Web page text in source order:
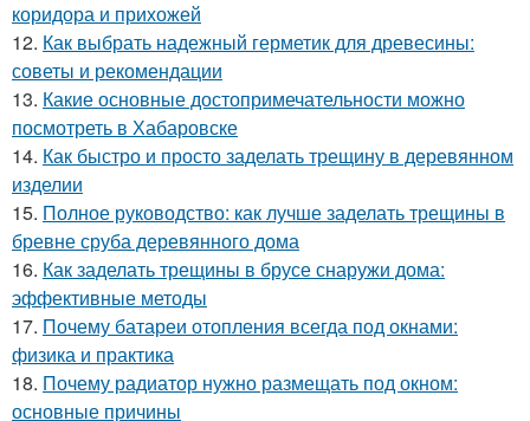
коридора и прихожей
12. Как выбрать надежный герметик для древесины:
советы и рекомендации
13. Какие основные достопримечательности можно
посмотреть в Хабаровске
14. Как быстро и просто заделать трещину в деревянном
изделии
15. Полное руководство: как лучше заделать трещины в
бревне сруба деревянного дома
16. Как заделать трещины в брусе снаружи дома:
эффективные методы
17. Почему батареи отопления всегда под окнами:
физика и практика
18. Почему радиатор нужно размещать под окном:
основные причины